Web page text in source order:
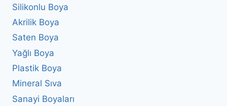
Silikonlu Boya
Akrilik Boya
Saten Boya
Yağlı Boya
Plastik Boya
Mineral Sıva
Sanayi Boyaları